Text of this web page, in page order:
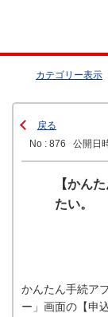
カテゴリー表示
戻る
No : 876
公開日
【かん
たい。
かんたん手続ア
ー」画面の【申